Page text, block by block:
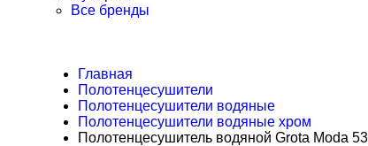
Все бренды
Главная
Полотенцесушители
Полотенцесушители водяные
Полотенцесушители водяные хром
Полотенцесушитель водяной Grota Moda